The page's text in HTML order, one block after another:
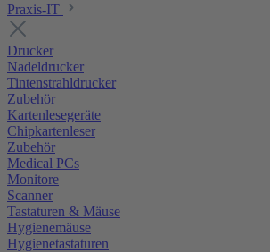
Praxis-IT
Drucker
Nadeldrucker
Tintenstrahldrucker
Zubehör
Kartenlesegeräte
Chipkartenleser
Zubehör
Medical PCs
Monitore
Scanner
Tastaturen & Mäuse
Hygienemäuse
Hygienetastaturen